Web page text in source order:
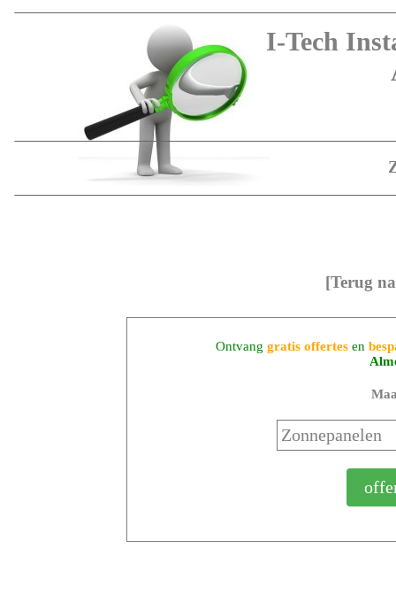
I-Tech
[Terug
Ontvang gratis offertesen